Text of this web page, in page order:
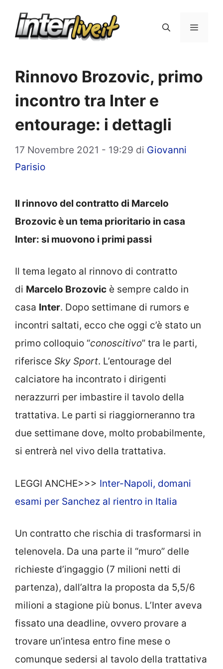
Menu
Rinnovo Brozovic, primo
incontro tra Inter e
entourage: i dettagli
17 Novembre 2021 - 19:29 di Giovanni
Parisio
Il rinnovo del contratto di Marcelo
Brozovic è un tema prioritario in casa
Inter: si muovono i primi passi
Il tema legato al rinnovo di contratto
di Marcelo Brozovic è sempre caldo in
casa Inter. Dopo settimane di rumors e
incontri saltati, ecco che oggi c’è stato un
primo colloquio “conoscitivo” tra le parti,
riferisce Sky Sport. L’entourage del
calciatore ha incontrato i dirigenti
nerazzurri per imbastire il tavolo della
trattativa. Le parti si riaggiorneranno tra
due settimane dove, molto probabilmente,
si entrerà nel vivo della trattativa.
LEGGI ANCHE>>> Inter-Napoli, domani
esami per Sanchez al rientro in Italia
Un contratto che rischia di trasformarsi in
telenovela. Da una parte il “muro” delle
richieste d’ingaggio (7 milioni netti di
partenza), dall’altra la proposta da 5,5/6
milioni a stagione più bonus. L’Inter aveva
fissato una deadline, ovvero provare a
trovare un’intesa entro fine mese o
comunque sedersi al tavolo della trattativa